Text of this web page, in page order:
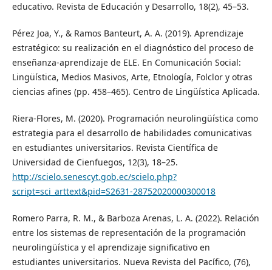
educativo. Revista de Educación y Desarrollo, 18(2), 45–53.
Pérez Joa, Y., & Ramos Banteurt, A. A. (2019). Aprendizaje
estratégico: su realización en el diagnóstico del proceso de
enseñanza-aprendizaje de ELE. En Comunicación Social:
Lingüística, Medios Masivos, Arte, Etnología, Folclor y otras
ciencias afines (pp. 458–465). Centro de Lingüística Aplicada.
Riera-Flores, M. (2020). Programación neurolingüística como
estrategia para el desarrollo de habilidades comunicativas
en estudiantes universitarios. Revista Científica de
Universidad de Cienfuegos, 12(3), 18–25.
http://scielo.senescyt.gob.ec/scielo.php?
script=sci_arttext&pid=S2631-28752020000300018
Romero Parra, R. M., & Barboza Arenas, L. A. (2022). Relación
entre los sistemas de representación de la programación
neurolingüística y el aprendizaje significativo en
estudiantes universitarios. Nueva Revista del Pacífico, (76),